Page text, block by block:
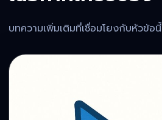
บทความเพิ่มเติมที่เชื่อมโยงกับหัวข้อนี้